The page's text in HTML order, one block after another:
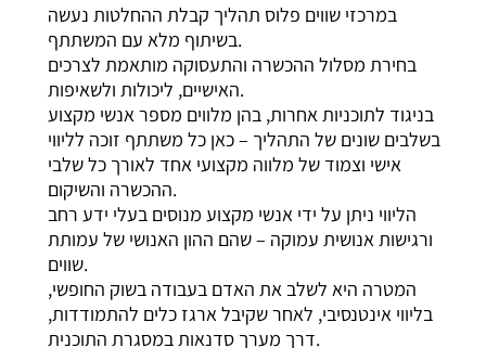
במרכזי שווים פלוס תהליך קבלת ההחלטות נעשה
בשיתוף מלא עם המשתתף.
בחירת מסלול ההכשרה והתעסוקה מותאמת לצרכים
האישיים, ליכולות ולשאיפות.
בניגוד לתוכניות אחרות, בהן מלווים מספר אנשי מקצוע
בשלבים שונים של התהליך – כאן כל משתתף זוכה לליווי
אישי וצמוד של מלווה מקצועי אחד לאורך כל שלבי
ההכשרה והשיקום.
הליווי ניתן על ידי אנשי מקצוע מנוסים בעלי ידע רחב
ורגישות אנושית עמוקה – שהם ההון האנושי של עמותת
שווים.
המטרה היא לשלב את האדם בעבודה בשוק החופשי,
בליווי אינטנסיבי, לאחר שקיבל ארגז כלים להתמודדות,
דרך מערך סדנאות במסגרת התוכנית.